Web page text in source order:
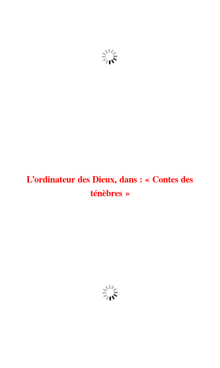
L’ordinateur des Dieux, dans : « Contes des
ténèbres »